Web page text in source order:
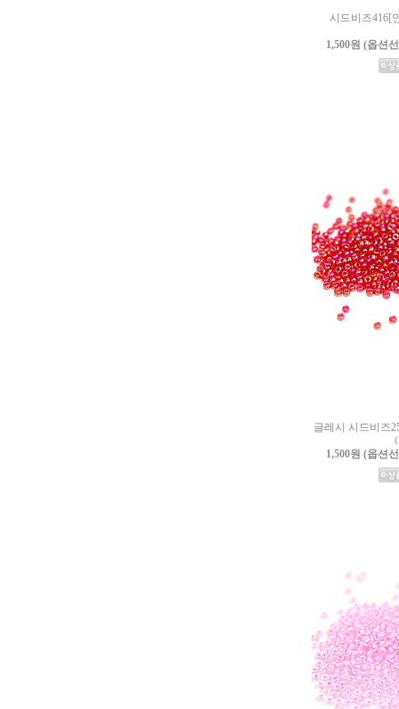
시드비즈416[
1,500원 (옵션
글레시 시드비즈
1,500원 (옵션